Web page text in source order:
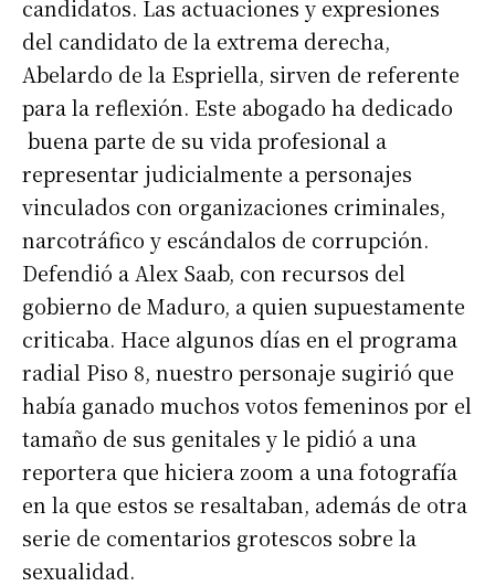
candidatos. Las actuaciones y expresiones
del candidato de la extrema derecha,
Abelardo de la Espriella, sirven de referente
para la reflexión. Este abogado ha dedicado
buena parte de su vida profesional a
representar judicialmente a personajes
vinculados con organizaciones criminales,
narcotráfico y escándalos de corrupción.
Defendió a Alex Saab, con recursos del
gobierno de Maduro, a quien supuestamente
criticaba. Hace algunos días en el programa
radial Piso 8, nuestro personaje sugirió que
había ganado muchos votos femeninos por el
tamaño de sus genitales y le pidió a una
reportera que hiciera zoom a una fotografía
en la que estos se resaltaban, además de otra
serie de comentarios grotescos sobre la
sexualidad.